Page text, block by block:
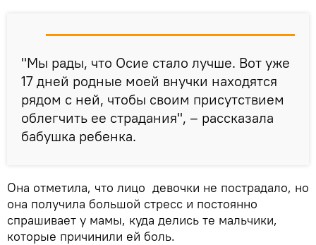
"Мы рады, что Осие стало лучше. Вот уже
17 дней родные моей внучки находятся
рядом с ней, чтобы своим присутствием
облегчить ее страдания", – рассказала
бабушка ребенка.
Она отметила, что лицо девочки не пострадало, но
она получила большой стресс и постоянно
спрашивает у мамы, куда делись те мальчики,
которые причинили ей боль.